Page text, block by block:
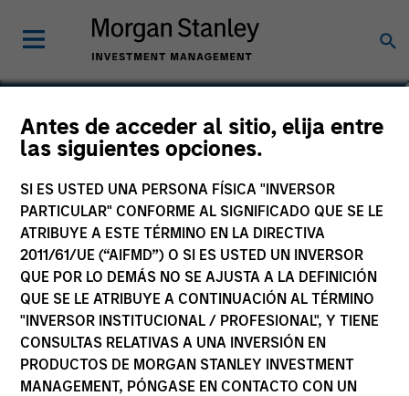
Antes de acceder al sitio, elija entre
las siguientes opciones.
SI ES USTED UNA PERSONA FÍSICA "INVERSOR
PARTICULAR" CONFORME AL SIGNIFICADO QUE SE LE
ATRIBUYE A ESTE TÉRMINO EN LA DIRECTIVA
2011/61/UE (“AIFMD”) O SI ES USTED UN INVERSOR
QUE POR LO DEMÁS NO SE AJUSTA A LA DEFINICIÓN
QUE SE LE ATRIBUYE A CONTINUACIÓN AL TÉRMINO
"INVERSOR INSTITUCIONAL / PROFESIONAL", Y TIENE
CONSULTAS RELATIVAS A UNA INVERSIÓN EN
PRODUCTOS DE MORGAN STANLEY INVESTMENT
MANAGEMENT, PÓNGASE EN CONTACTO CON UN
Navindu Katugampola
Global Head of Sustainability,
Investment Management